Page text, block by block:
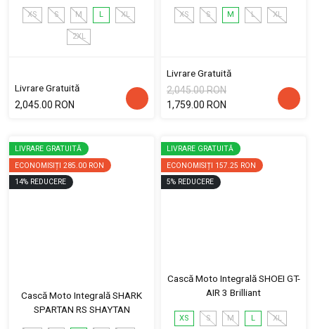
XS S M L XL
2XL
Livrare Gratuită
2,045.00 RON
XS S M L XL
Livrare Gratuită
2,045.00 RON
1,759.00 RON
LIVRARE GRATUITĂ
ECONOMISIȚI 285.00 RON
14% REDUCERE
Cască Moto Integrală SHARK
SPARTAN RS SHAYTAN
LIVRARE GRATUITĂ
ECONOMISIȚI 157.25 RON
5% REDUCERE
Cască Moto Integrală SHOEI GT-
AIR 3 Brilliant
XS S M L XL